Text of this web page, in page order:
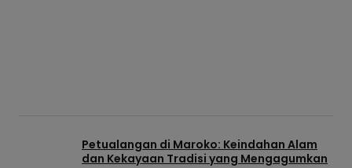
Petualangan di Maroko: Keindahan Alam
dan Kekayaan Tradisi yang Mengagumkan